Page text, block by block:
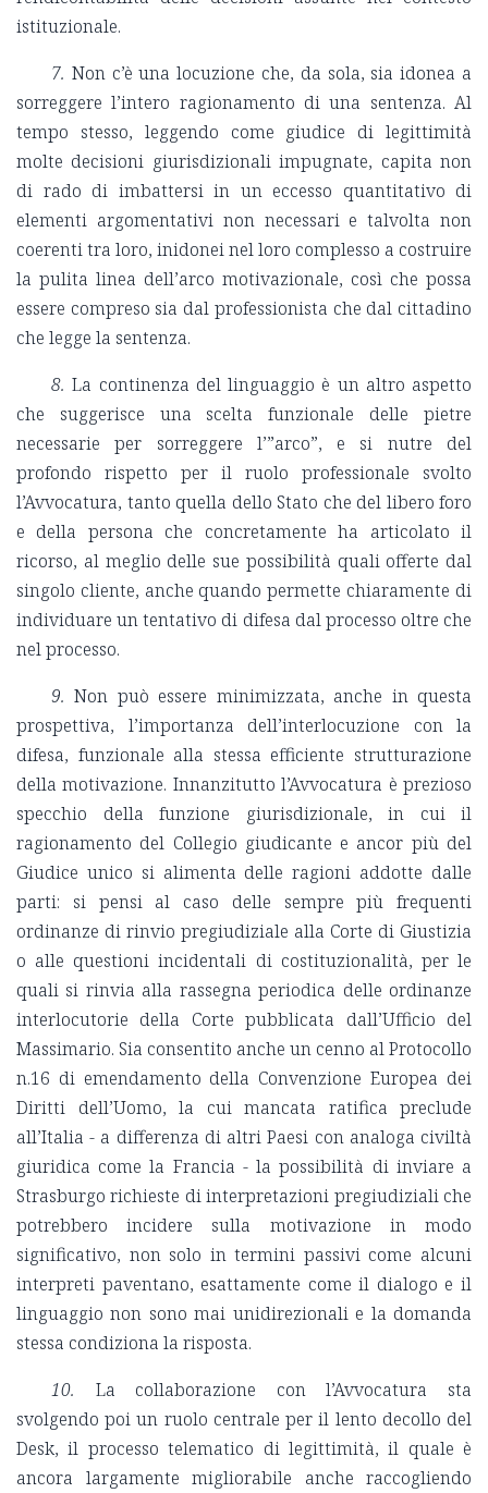
istituzionale.
7. Non c’è una locuzione che, da sola, sia idonea a
sorreggere l’intero ragionamento di una sentenza. Al
tempo stesso, leggendo come giudice di legittimità
molte decisioni giurisdizionali impugnate, capita non
di rado di imbattersi in un eccesso quantitativo di
elementi argomentativi non necessari e talvolta non
coerenti tra loro, inidonei nel loro complesso a costruire
la pulita linea dell’arco motivazionale, così che possa
essere compreso sia dal professionista che dal cittadino
che legge la sentenza.
8. La continenza del linguaggio è un altro aspetto
che suggerisce una scelta funzionale delle pietre
necessarie per sorreggere l’”arco”, e si nutre del
profondo rispetto per il ruolo professionale svolto
l’Avvocatura, tanto quella dello Stato che del libero foro
e della persona che concretamente ha articolato il
ricorso, al meglio delle sue possibilità quali offerte dal
singolo cliente, anche quando permette chiaramente di
individuare un tentativo di difesa dal processo oltre che
nel processo.
9. Non può essere minimizzata, anche in questa
prospettiva, l’importanza dell’interlocuzione con la
difesa, funzionale alla stessa efficiente strutturazione
della motivazione. Innanzitutto l’Avvocatura è prezioso
specchio della funzione giurisdizionale, in cui il
ragionamento del Collegio giudicante e ancor più del
Giudice unico si alimenta delle ragioni addotte dalle
parti: si pensi al caso delle sempre più frequenti
ordinanze di rinvio pregiudiziale alla Corte di Giustizia
o alle questioni incidentali di costituzionalità, per le
quali si rinvia alla rassegna periodica delle ordinanze
interlocutorie della Corte pubblicata dall’Ufficio del
Massimario. Sia consentito anche un cenno al Protocollo
n.16 di emendamento della Convenzione Europea dei
Diritti dell’Uomo, la cui mancata ratifica preclude
all’Italia - a differenza di altri Paesi con analoga civiltà
giuridica come la Francia - la possibilità di inviare a
Strasburgo richieste di interpretazioni pregiudiziali che
potrebbero incidere sulla motivazione in modo
significativo, non solo in termini passivi come alcuni
interpreti paventano, esattamente come il dialogo e il
linguaggio non sono mai unidirezionali e la domanda
stessa condiziona la risposta.
10. La collaborazione con l’Avvocatura sta
svolgendo poi un ruolo centrale per il lento decollo del
Desk, il processo telematico di legittimità, il quale è
ancora largamente migliorabile anche raccogliendo